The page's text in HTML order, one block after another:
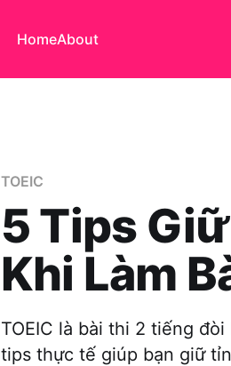
HomeAbout
TOEIC
5 Tips
Khi Làm
TOEIC là bài thi 2 tiếng
tips thực tế giúp bạn giữ